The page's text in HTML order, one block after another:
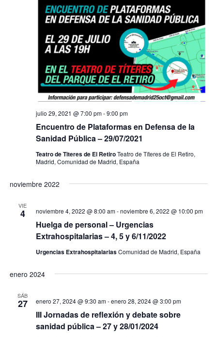
Encuentro de Plataformas en Defensa de la
Sanidad Pública – 29/07/2021
julio 29, 2021 @ 7:00 pm-9:00 pm
Teatro de Titeres de El RetiroTeatro de Títeres de El Retiro,
Madrid, Comunidad de Madrid, España
noviembre 2022
VIE
4
Huelga de personal – Urgencias
Extrahospitalarias – 4, 5 y 6/11/2022
noviembre 4, 2022 @ 8:00 am-noviembre 6, 2022 @ 10:00 pm
Urgencias ExtrahospitalariasComunidad de Madrid, España
enero 2024
SÁB
27
III Jornadas de reflexión y debate sobre
sanidad pública – 27 y 28/01/2024
enero 27, 2024 @ 9:30 am-enero 28, 2024 @ 3:00 pm